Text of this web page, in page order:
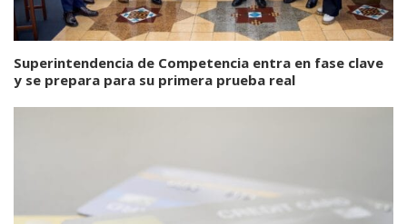
Superintendencia de Competencia entra en fase clave
y se prepara para su primera prueba real